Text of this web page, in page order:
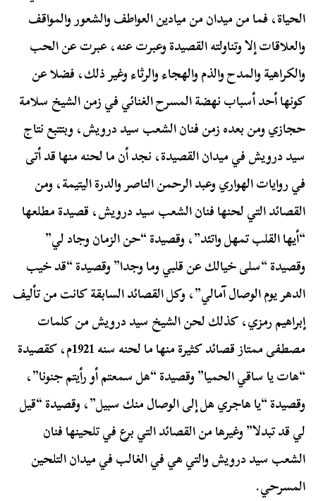
الحياة، فما من ميدان من ميادين العواطف والشعور والمواقف
والعلاقات إلا وتناولته القصيدة وعبرت عنه، عبرت عن الحب
والكراهية والمدح والذم والهجاء والرثاء وغير ذلك، فضلا عن
كونها أحد أسباب نهضة المسرح الغنائي في زمن الشيخ سلامة
حجازي ومن بعده زمن فنان الشعب سيد درويش، وبتتبع نتاج
سيد درويش في ميدان القصيدة، نجد أن ما لحنه منها قد أتى
في روايات الهواري وعبد الرحمن الناصر والدرة اليتيمة، ومن
القصائد التي لحنها فنان الشعب سيد درويش، قصيدة مطلعها
“أيها القلب تمهل واتئد”، وقصيدة “حن الزمان وجاد لي”
وقصيدة “سلى خيالك عن قلبي وما وجدا” وقصيدة “قد خيب
الدهر يوم الوصال آمالي”، وكل القصائد السابقة كانت من تأليف
إبراهيم رمزي، كذلك لحن الشيخ سيد درويش من كلمات
مصطفى ممتاز قصائد كثيرة منها ما لحنه سنه 1921م، كقصيدة
“هات يا ساقي الحميا” وقصيدة “هل سمعتم أو رأيتم جنونا”،
وقصيدة “يا هاجري هل إلى الوصال منك سبيل”، وقصيدة “قيل
لي قد تبدلا” وغيرها من القصائد التي برع في تلحينها فنان
الشعب سيد درويش والتي هي في الغالب في ميدان التلحين
المسرحي.